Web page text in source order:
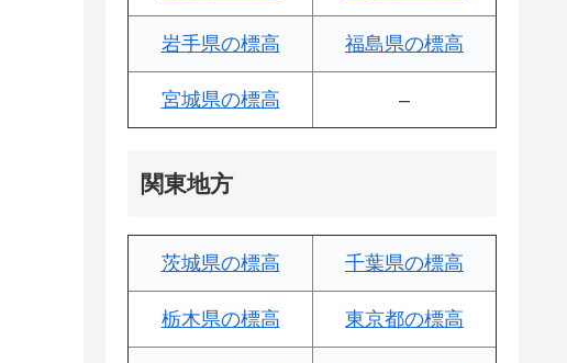
岩手県の標高 福島県の標高
宮城県の標高 –
関東地方
茨城県の標高 千葉県の標高
栃木県の標高 東京都の標高